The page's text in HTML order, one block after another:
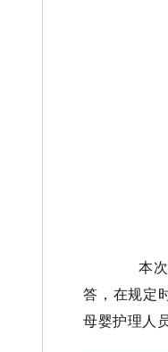
本
答，在规定
母婴护理人